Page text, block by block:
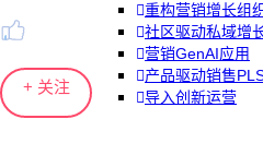
重构营销增长组
社区驱动私域增
营销GenAI应用
产品驱动销售
导入创新运营
+ 关注